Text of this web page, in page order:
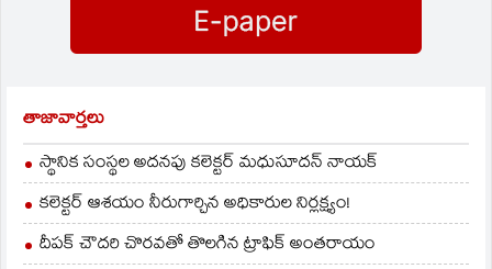
తాజావార్తలు
స్థానిక సంస్థల అదనపు కలెక్టర్ మధుసూదన్ నాయక్
కలెక్టర్ ఆశయం నీరుగార్చిన అధికారుల నిర్లక్ష్యం!
దీపక్ చౌదరి చొరవతో తొలగిన ట్రాఫిక్‌ అంతరాయం